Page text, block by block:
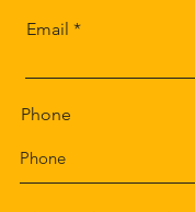
Email
Phone